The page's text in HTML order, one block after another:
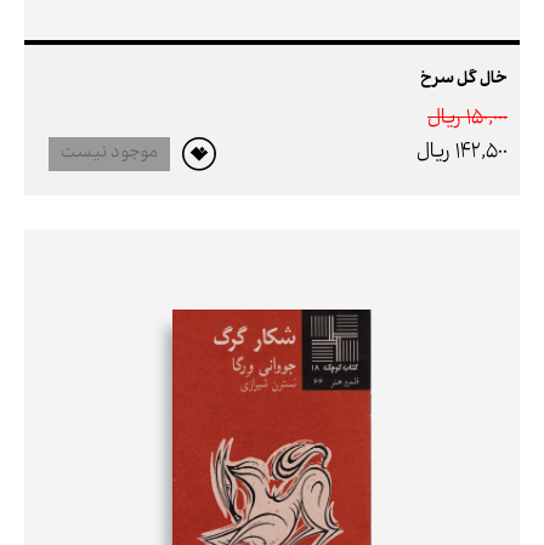
خال گل سرخ
150,000 ريال
142,500 ريال
موجود نیست